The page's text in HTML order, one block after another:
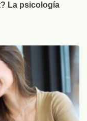
La psicología